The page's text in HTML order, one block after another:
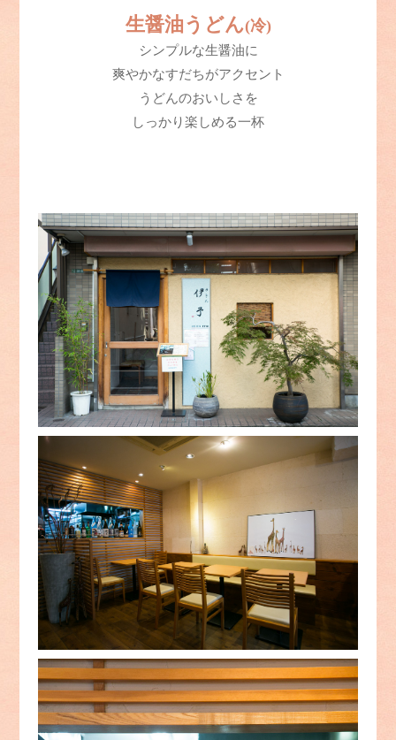
生醤油うどん(冷)
シンプルな生醤油に
爽やかなすだちがアクセント
うどんのおいしさを
しっかり楽しめる一杯